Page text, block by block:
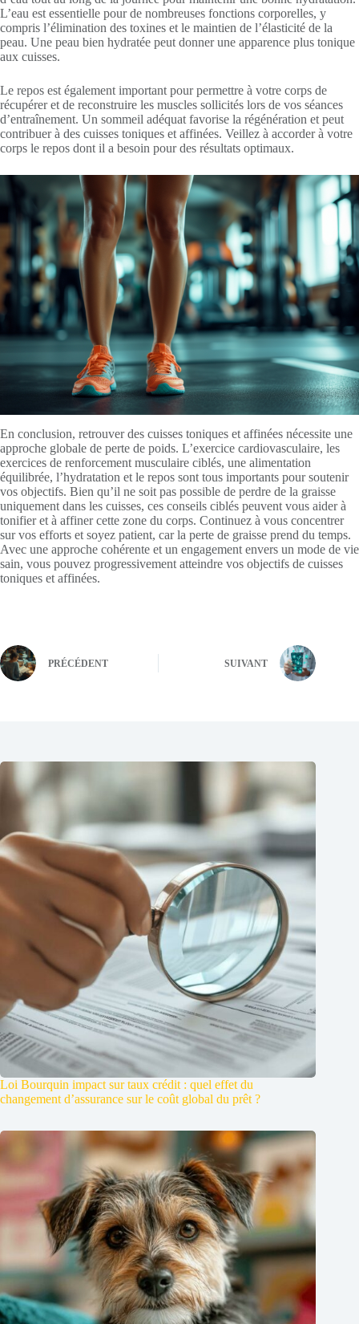
L’eau est essentielle pour de nombreuses fonctions corporelles, y
compris l’élimination des toxines et le maintien de l’élasticité de la
peau. Une peau bien hydratée peut donner une apparence plus tonique
aux cuisses.
Le repos est également important pour permettre à votre corps de
récupérer et de reconstruire les muscles sollicités lors de vos séances
d’entraînement. Un sommeil adéquat favorise la régénération et peut
contribuer à des cuisses toniques et affinées. Veillez à accorder à votre
corps le repos dont il a besoin pour des résultats optimaux.
En conclusion, retrouver des cuisses toniques et affinées nécessite une
approche globale de perte de poids. L’exercice cardiovasculaire, les
exercices de renforcement musculaire ciblés, une alimentation
équilibrée, l’hydratation et le repos sont tous importants pour soutenir
vos objectifs. Bien qu’il ne soit pas possible de perdre de la graisse
uniquement dans les cuisses, ces conseils ciblés peuvent vous aider à
tonifier et à affiner cette zone du corps. Continuez à vous concentrer
sur vos efforts et soyez patient, car la perte de graisse prend du temps.
Avec une approche cohérente et un engagement envers un mode de vie
sain, vous pouvez progressivement atteindre vos objectifs de cuisses
toniques et affinées.
PRÉCÉDENT SUIVANT
Loi Bourquin impact sur taux crédit : quel effet du
changement d’assurance sur le coût global du prêt ?